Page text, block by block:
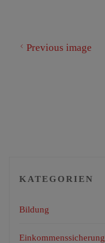
Previous image
KATEGORIEN
Bildung
Einkommenssicherung